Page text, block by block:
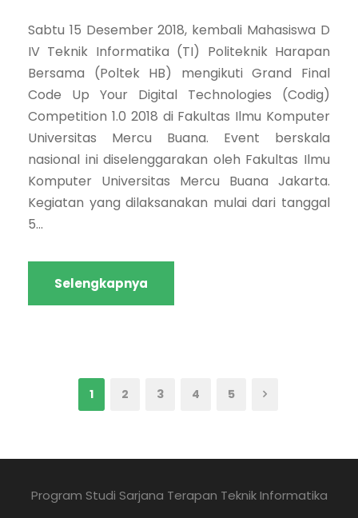
Sabtu 15 Desember 2018, kembali Mahasiswa D
IV Teknik Informatika (TI) Politeknik Harapan
Bersama (Poltek HB) mengikuti Grand Final
Code Up Your Digital Technologies (Codig)
Competition 1.0 2018 di Fakultas Ilmu Komputer
Universitas Mercu Buana. Event berskala
nasional ini diselenggarakan oleh Fakultas Ilmu
Komputer Universitas Mercu Buana Jakarta.
Kegiatan yang dilaksanakan mulai dari tanggal
5...
Selengkapnya
1 2 3 4 5
Program Studi Sarjana Terapan Teknik Informatika